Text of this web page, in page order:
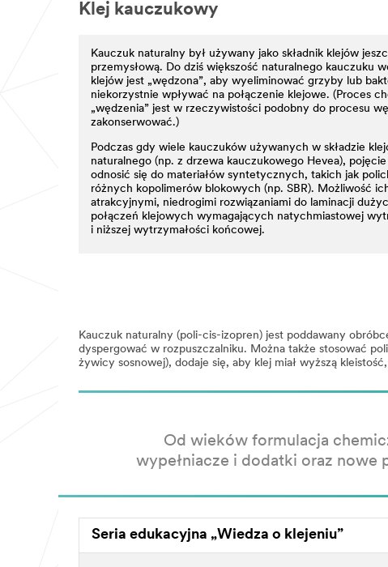
Klej kauczukowy
Kauczuk naturalny był używany jako składnik klejów
przemysłową. Do dziś większość naturalnego kauczuku
klejów jest „wędzona”, aby wyeliminować grzyby lub
niekorzystnie wpływać na połączenie klejowe. (Proces
„wędzenia” jest w rzeczywistości podobny do procesu
zakonserwować.)
Podczas gdy wiele kauczuków używanych w składzie
naturalnego (np. z drzewa kauczukowego Hevea),
odnosić się do materiałów syntetycznych, takich jak
różnych kopolimerów blokowych (np. SBR). Możliwość
atrakcyjnymi, niedrogimi rozwiązaniami do laminacji
połączeń klejowych wymagających natychmiastowej
i niższej wytrzymałości końcowej.
Kauczuk naturalny (poli-cis-izopren) jest poddawany
dyspergować w rozpuszczalniku. Można także stosować
żywicy sosnowej), dodaje się, aby klej miał wyższą
Od wieków formulacja
wypełniacze i dodatki oraz nowe
Seria edukacyjna „Wiedza o klejeniu”